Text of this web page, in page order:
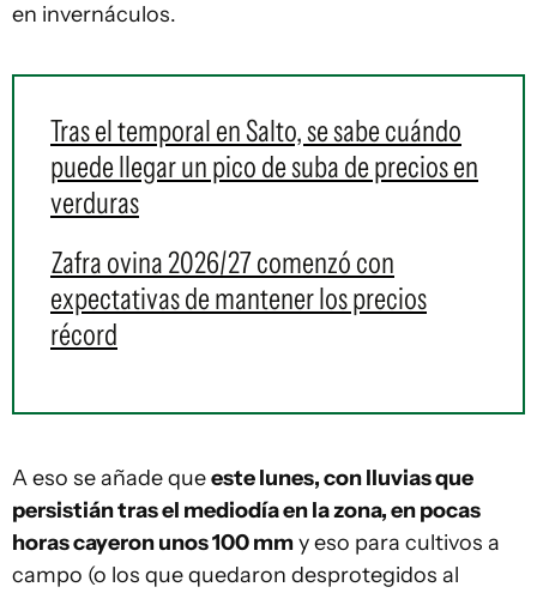
en invernáculos.
Tras el temporal en Salto, se sabe cuándo
puede llegar un pico de suba de precios en
verduras
Zafra ovina 2026/27 comenzó con
expectativas de mantener los precios
récord
A eso se añade queeste lunes, con lluvias que
persistián tras el mediodía en la zona, en pocas
horas cayeron unos 100 mmy eso para cultivos a
campo (o los que quedaron desprotegidos al